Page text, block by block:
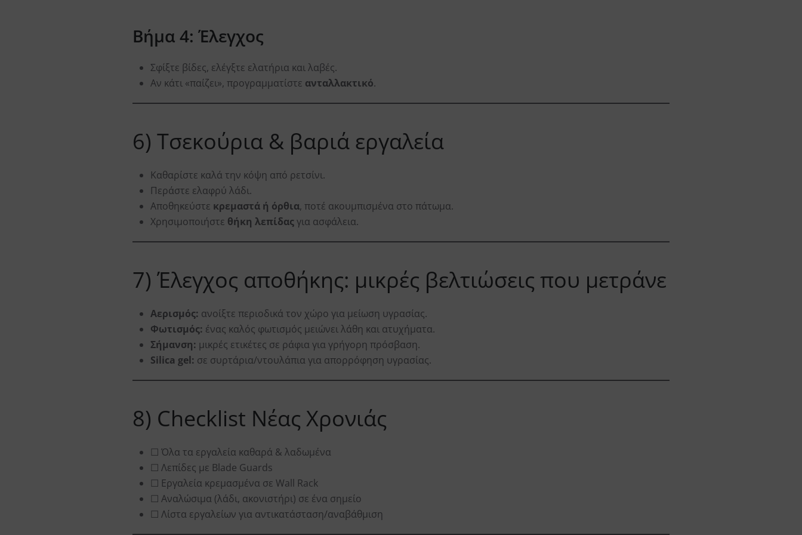
Βήμα 4: Έλεγχος
Σφίξτε βίδες, ελέγξτε ελατήρια και λαβές.
Αν κάτι «παίζει», προγραμματίστε ανταλλακτικό.
6) Τσεκούρια & βαριά εργαλεία
Καθαρίστε καλά την κόψη από ρετσίνι.
Περάστε ελαφρύ λάδι.
Αποθηκεύστε κρεμαστά ή όρθια, ποτέ ακουμπισμένα στο πάτωμα.
Χρησιμοποιήστε θήκη λεπίδαςγια ασφάλεια.
7) Έλεγχος αποθήκης: μικρές βελτιώσεις που μετράνε
Αερισμός: ανοίξτε περιοδικά τον χώρο για μείωση υγρασίας.
Φωτισμός: ένας καλός φωτισμός μειώνει λάθη και ατυχήματα.
Σήμανση: μικρές ετικέτες σε ράφια για γρήγορη πρόσβαση.
Silica gel: σε συρτάρια/ντουλάπια για απορρόφηση υγρασίας.
8) Checklist Νέας Χρονιάς
☐ Όλα τα εργαλεία καθαρά & λαδωμένα
☐ Λεπίδες με Blade Guards
☐ Εργαλεία κρεμασμένα σε Wall Rack
☐ Αναλώσιμα (λάδι, ακονιστήρι) σε ένα σημείο
☐ Λίστα εργαλείων για αντικατάσταση/αναβάθμιση